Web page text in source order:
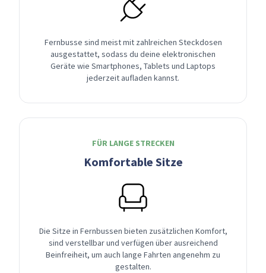
Fernbusse sind meist mit zahlreichen Steckdosen
ausgestattet, sodass du deine elektronischen
Geräte wie Smartphones, Tablets und Laptops
jederzeit aufladen kannst.
FÜR LANGE STRECKEN
Komfortable Sitze
Die Sitze in Fernbussen bieten zusätzlichen Komfort,
sind verstellbar und verfügen über ausreichend
Beinfreiheit, um auch lange Fahrten angenehm zu
gestalten.